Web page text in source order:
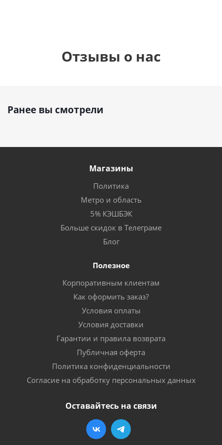
Отзывы о нас
Ранее вы смотрели
Магазины
Политика
Метро и область
5% КЭШБЭК
Больше скидок в Телеграме
Блог
Полезное
Корпоративным клиентам
Как оформить заказ?
Условия оплаты
Условия доставки
Гарантии и правила возврата
Публичная оферта
Политика конфиденциальности
Согласие на обработку персональных данных
Оставайтесь на связи